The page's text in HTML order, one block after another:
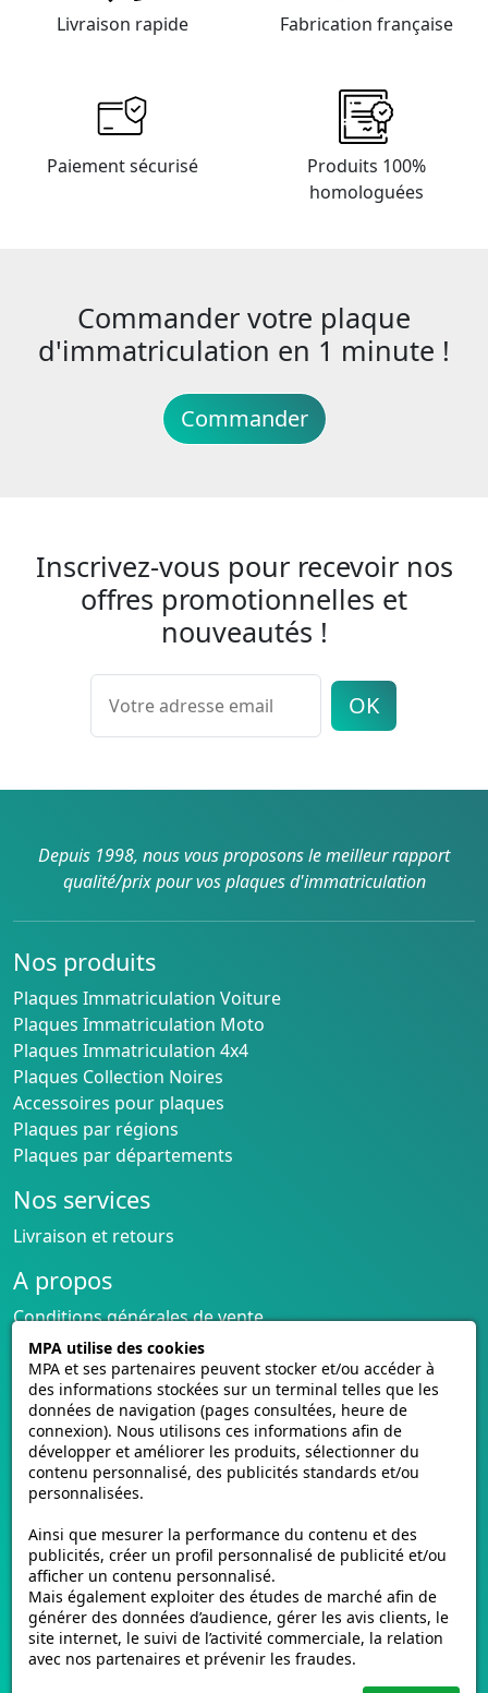
Livraison rapide Fabrication française
Paiement sécurisé
Produits 100%
homologuées
Commander votre plaque
d'immatriculation en 1 minute !
Commander
Inscrivez-vous pour recevoir nos
offres promotionnelles et
nouveautés !
OK
Depuis 1998, nous vous proposons le meilleur rapport
qualité/prix pour vos plaques d'immatriculation
Nos produits
Plaques Immatriculation Voiture
Plaques Immatriculation Moto
Plaques Immatriculation 4x4
Plaques Collection Noires
Accessoires pour plaques
Plaques par régions
Plaques par départements
Nos services
Livraison et retours
A propos
Conditions générales de vente
CGU cagnotte
Politique de cookies
Homologation des plaques
Vidéos de pose
Contactez-nous
Avis clients
www.e-mmat.fr
440 Rue de la Pièce Léger
21160 Marsannay-la-Côte, FRANCE
Email :support@e-mmat.fr
MPA utilise des cookies
MPA et ses partenaires peuvent stocker et/ou accéder à
des informations stockées sur un terminal telles que les
données de navigation (pages consultées, heure de
connexion). Nous utilisons ces informations afin de
développer et améliorer les produits, sélectionner du
contenu personnalisé, des publicités standards et/ou
personnalisées.
Ainsi que mesurer la performance du contenu et des
publicités, créer un profil personnalisé de publicité et/ou
afficher un contenu personnalisé.
Mais également exploiter des études de marché afin de
générer des données d’audience, gérer les avis clients, le
site internet, le suivi de l’activité commerciale, la relation
avec nos partenaires et prévenir les fraudes.